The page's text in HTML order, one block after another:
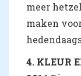
meer
maken
4. KLEUR